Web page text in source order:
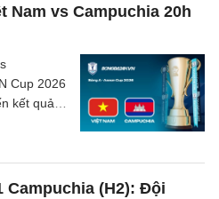
Nam vs Campuchia 20h
Cup 2026
kết quả
Campuchia (H2): Đội